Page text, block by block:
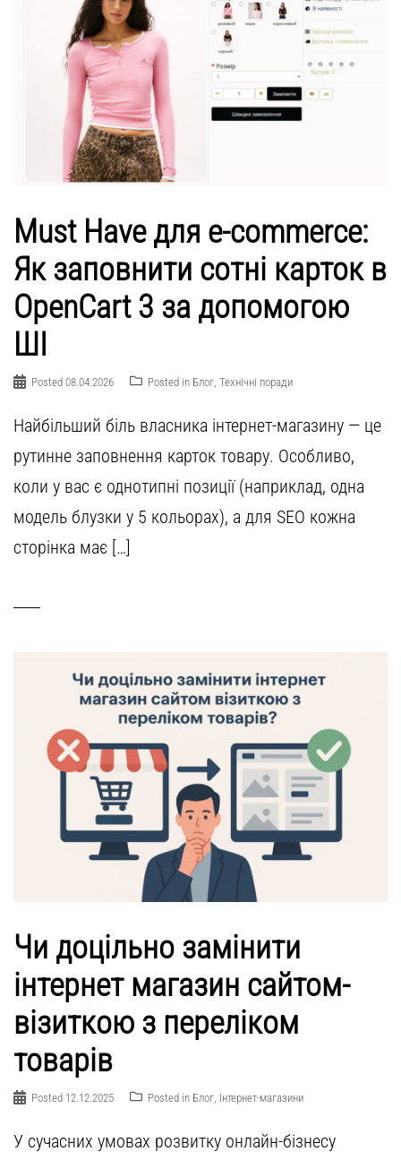
Must Have для e-commerce:
Як заповнити сотні карток в
OpenCart 3 за допомогою
ШІ
Posted 08.04.2026 Posted in Блог, Технічні поради
Найбільший біль власника інтернет-магазину — це
рутинне заповнення карток товару. Особливо,
коли у вас є однотипні позиції (наприклад, одна
модель блузки у 5 кольорах), а для SEO кожна
сторінка має […]
Чи доцільно замінити
інтернет магазин сайтом-
візиткою з переліком
товарів
Posted 12.12.2025 Posted in Блог, Інтернет-магазини
У сучасних умовах розвитку онлайн-бізнесу